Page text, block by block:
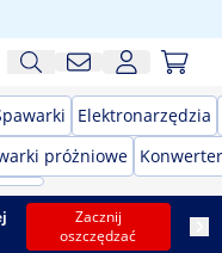
Elektronarzędzia
próżniowe
Zacznij
oszczędzać